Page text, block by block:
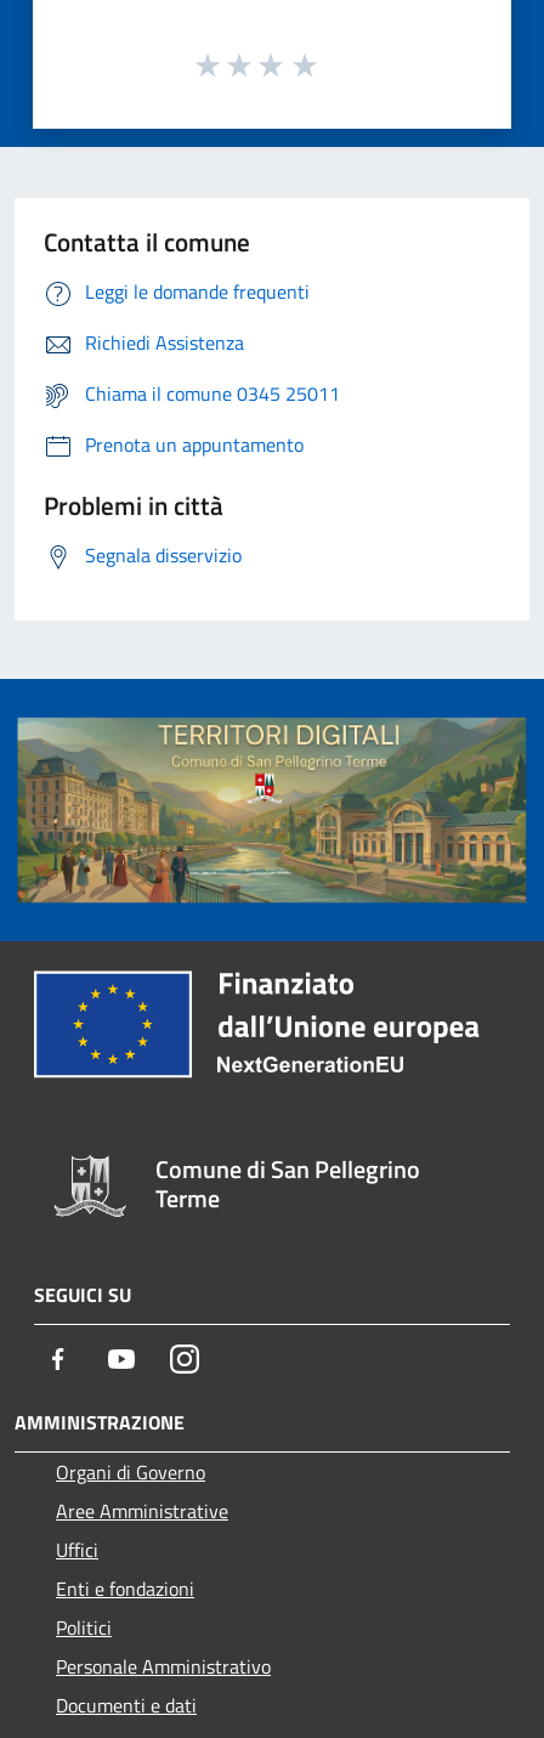
Contatta il comune
Leggi le domande frequenti
Richiedi Assistenza
Chiama il comune 0345 25011
Prenota un appuntamento
Problemi in città
Segnala disservizio
Comune di San Pellegrino
Terme
SEGUICI SU
Facebook YoutubeInstagram
AMMINISTRAZIONE
Organi di Governo
Aree Amministrative
Uffici
Enti e fondazioni
Politici
Personale Amministrativo
Documenti e dati